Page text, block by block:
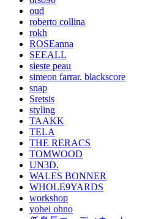
oud
roberto collina
rokh
ROSEanna
SEEALL
sieste peau
simeon farrar. blackscore
snap
Sretsis
styling
TAAKK
TELA
THE RERACS
TOMWOOD
UN3D.
WALES BONNER
WHOLE9YARDS
workshop
yohei ohno